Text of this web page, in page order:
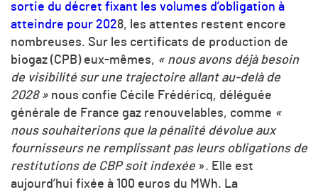
sortie du décret fixant les volumes d’obligation à
atteindre pour 2028, les attentes restent encore
nombreuses. Sur les certificats de production de
biogaz (CPB) eux-mêmes, « nous avons déjà besoin
de visibilité sur une trajectoire allant au-delà de
2028 » nous confie Cécile Frédéricq, déléguée
générale de France gaz renouvelables, comme «
nous souhaiterions que la pénalité dévolue aux
fournisseurs ne remplissant pas leurs obligations de
restitutions de CBP soit indexée ». Elle est
aujourd’hui fixée à 100 euros du MWh. La